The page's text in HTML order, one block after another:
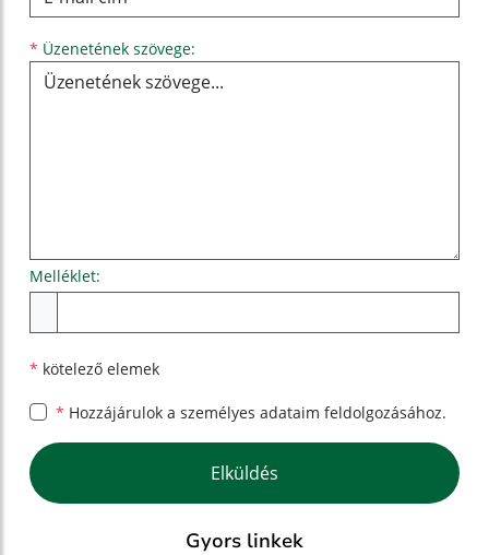
* Üzenetének szövege:
Melléklet:
* kötelező elemek
* Hozzájárulok a személyes adataim feldolgozásához.
Google reCaptcha Response
Elküldés
Gyors linkek